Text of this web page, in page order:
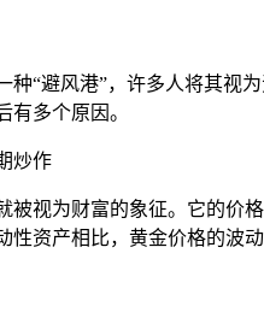
“避风港”，许多人将其视
多个原因。
炒作
被视为财富的象征。它的价
资产相比，黄金价格的波